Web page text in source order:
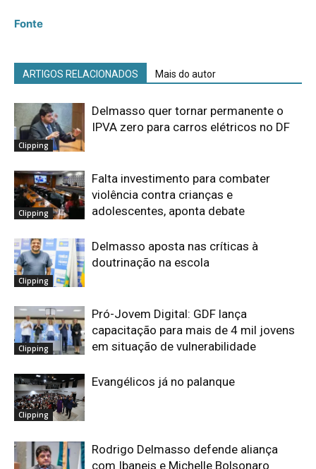
Fonte
ARTIGOS RELACIONADOS Mais do autor
Clipping
Delmasso quer tornar permanente o
IPVA zero para carros elétricos no DF
Clipping
Falta investimento para combater
violência contra crianças e
adolescentes, aponta debate
Clipping
Delmasso aposta nas críticas à
doutrinação na escola
Clipping
Pró-Jovem Digital: GDF lança
capacitação para mais de 4 mil jovens
em situação de vulnerabilidade
Clipping
Evangélicos já no palanque
Rodrigo Delmasso defende aliança
com Ibaneis e Michelle Bolsonaro